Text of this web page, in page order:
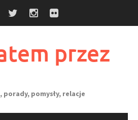
przez
pomysły, relacje